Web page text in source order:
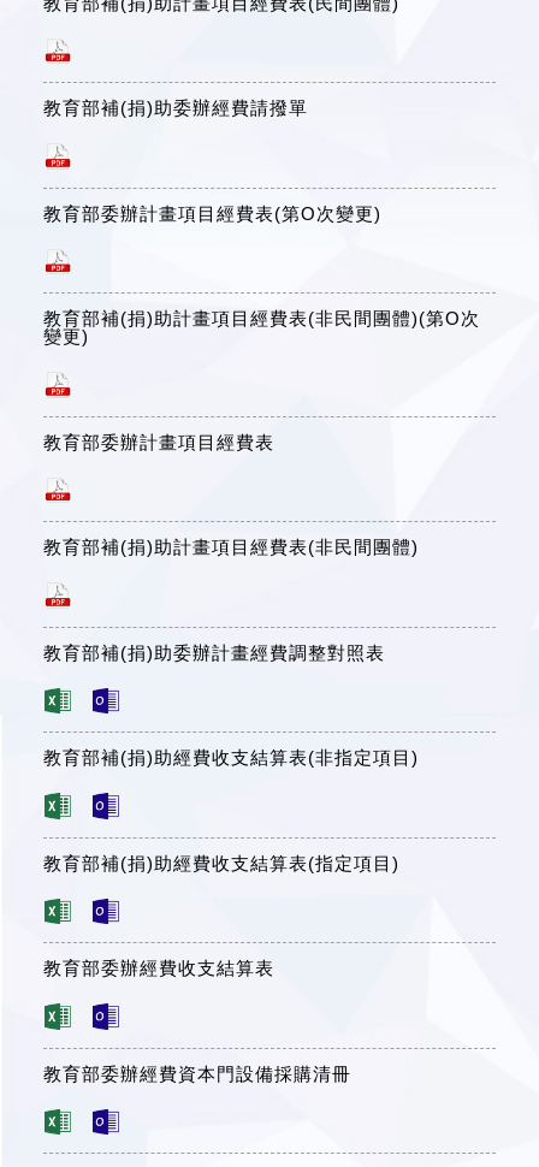
教育部補(捐)助委辦經費請撥單
教育部委辦計畫項目經費表(第O次變更)
教育部補(捐)助計畫項目經費表(非民間團體)(第O次
變更)
教育部委辦計畫項目經費表
教育部補(捐)助計畫項目經費表(非民間團體)
教育部補(捐)助委辦計畫經費調整對照表
教育部補(捐)助經費收支結算表(非指定項目)
教育部補(捐)助經費收支結算表(指定項目)
教育部委辦經費收支結算表
教育部委辦經費資本門設備採購清冊